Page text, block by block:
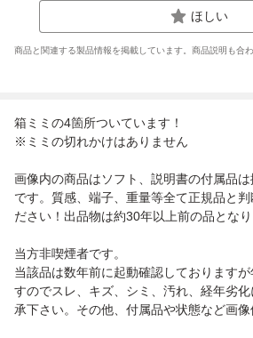
ほしい
商品と関連する製品情報を掲載しています。商品説明も合
箱ミミの4箇所ついています！
※ミミの切れかけはありません
画像内の商品はソフト、説明書の付属品
です。質感、端子、重量等全て正規品と判
ださい！出品物は約30年以上前の品となり
当方非喫煙者です。
当該品は数年前に起動確認しております
すのでスレ、キズ、シミ、汚れ、経年劣
承下さい。その他、付属品や状態など画像